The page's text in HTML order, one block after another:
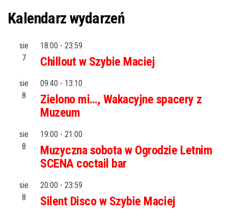
Kalendarz wydarzeń
sie
7
18:00 - 23:59
Chillout w Szybie Maciej
sie
8
09:40 - 13:10
Zielono mi…, Wakacyjne spacery z
Muzeum
sie
8
19:00 - 21:00
Muzyczna sobota w Ogrodzie Letnim
SCENA coctail bar
sie
8
20:00 - 23:59
Silent Disco w Szybie Maciej